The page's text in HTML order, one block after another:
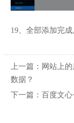
19、全部添加完
上一篇： 网站上
数据？
下一篇： 百度文